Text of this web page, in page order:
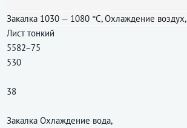
Закалка 1030 — 1080 °C, Охлаждение воздух,
Лист тонкий
5582−75
530
38
Закалка Охлаждение вода,